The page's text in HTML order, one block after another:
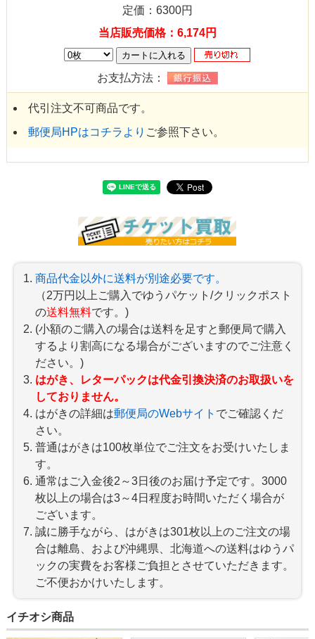
定価：6300円
当店販売価格：6,174円
お支払方法：
代引注文不可商品です。
郵便局HPはコチラより ご参照下さい。
商品代金以外に送料が別途必要です。
（2万円以上ご購入でゆうパケット/クリックポスト
の送料無料です。)
(小額のご購入の場合は送料を足すと郵便局で購入
するより割高になる場合がございますのでご注意く
ださい。)
はがき、レターパックは代金引換決済のお取扱いを
しておりません。
はがきの詳細は郵便局のWebサイト でご確認くだ
さい。
普通はがきは100枚単位でご注文をお受けいたしま
す。
通常はご入金後2～3日後のお届け予定です。3000
枚以上の場合は3～4日程度お時間いただく場合が
ございます。
誠に勝手ながら、はがきは301枚以上のご注文の場
合は離島、および沖縄県、北海道への送料はゆうパ
ックの実費をお客様ご負担とさせていただきます。
ご不便おかけいたします。
イチオシ商品